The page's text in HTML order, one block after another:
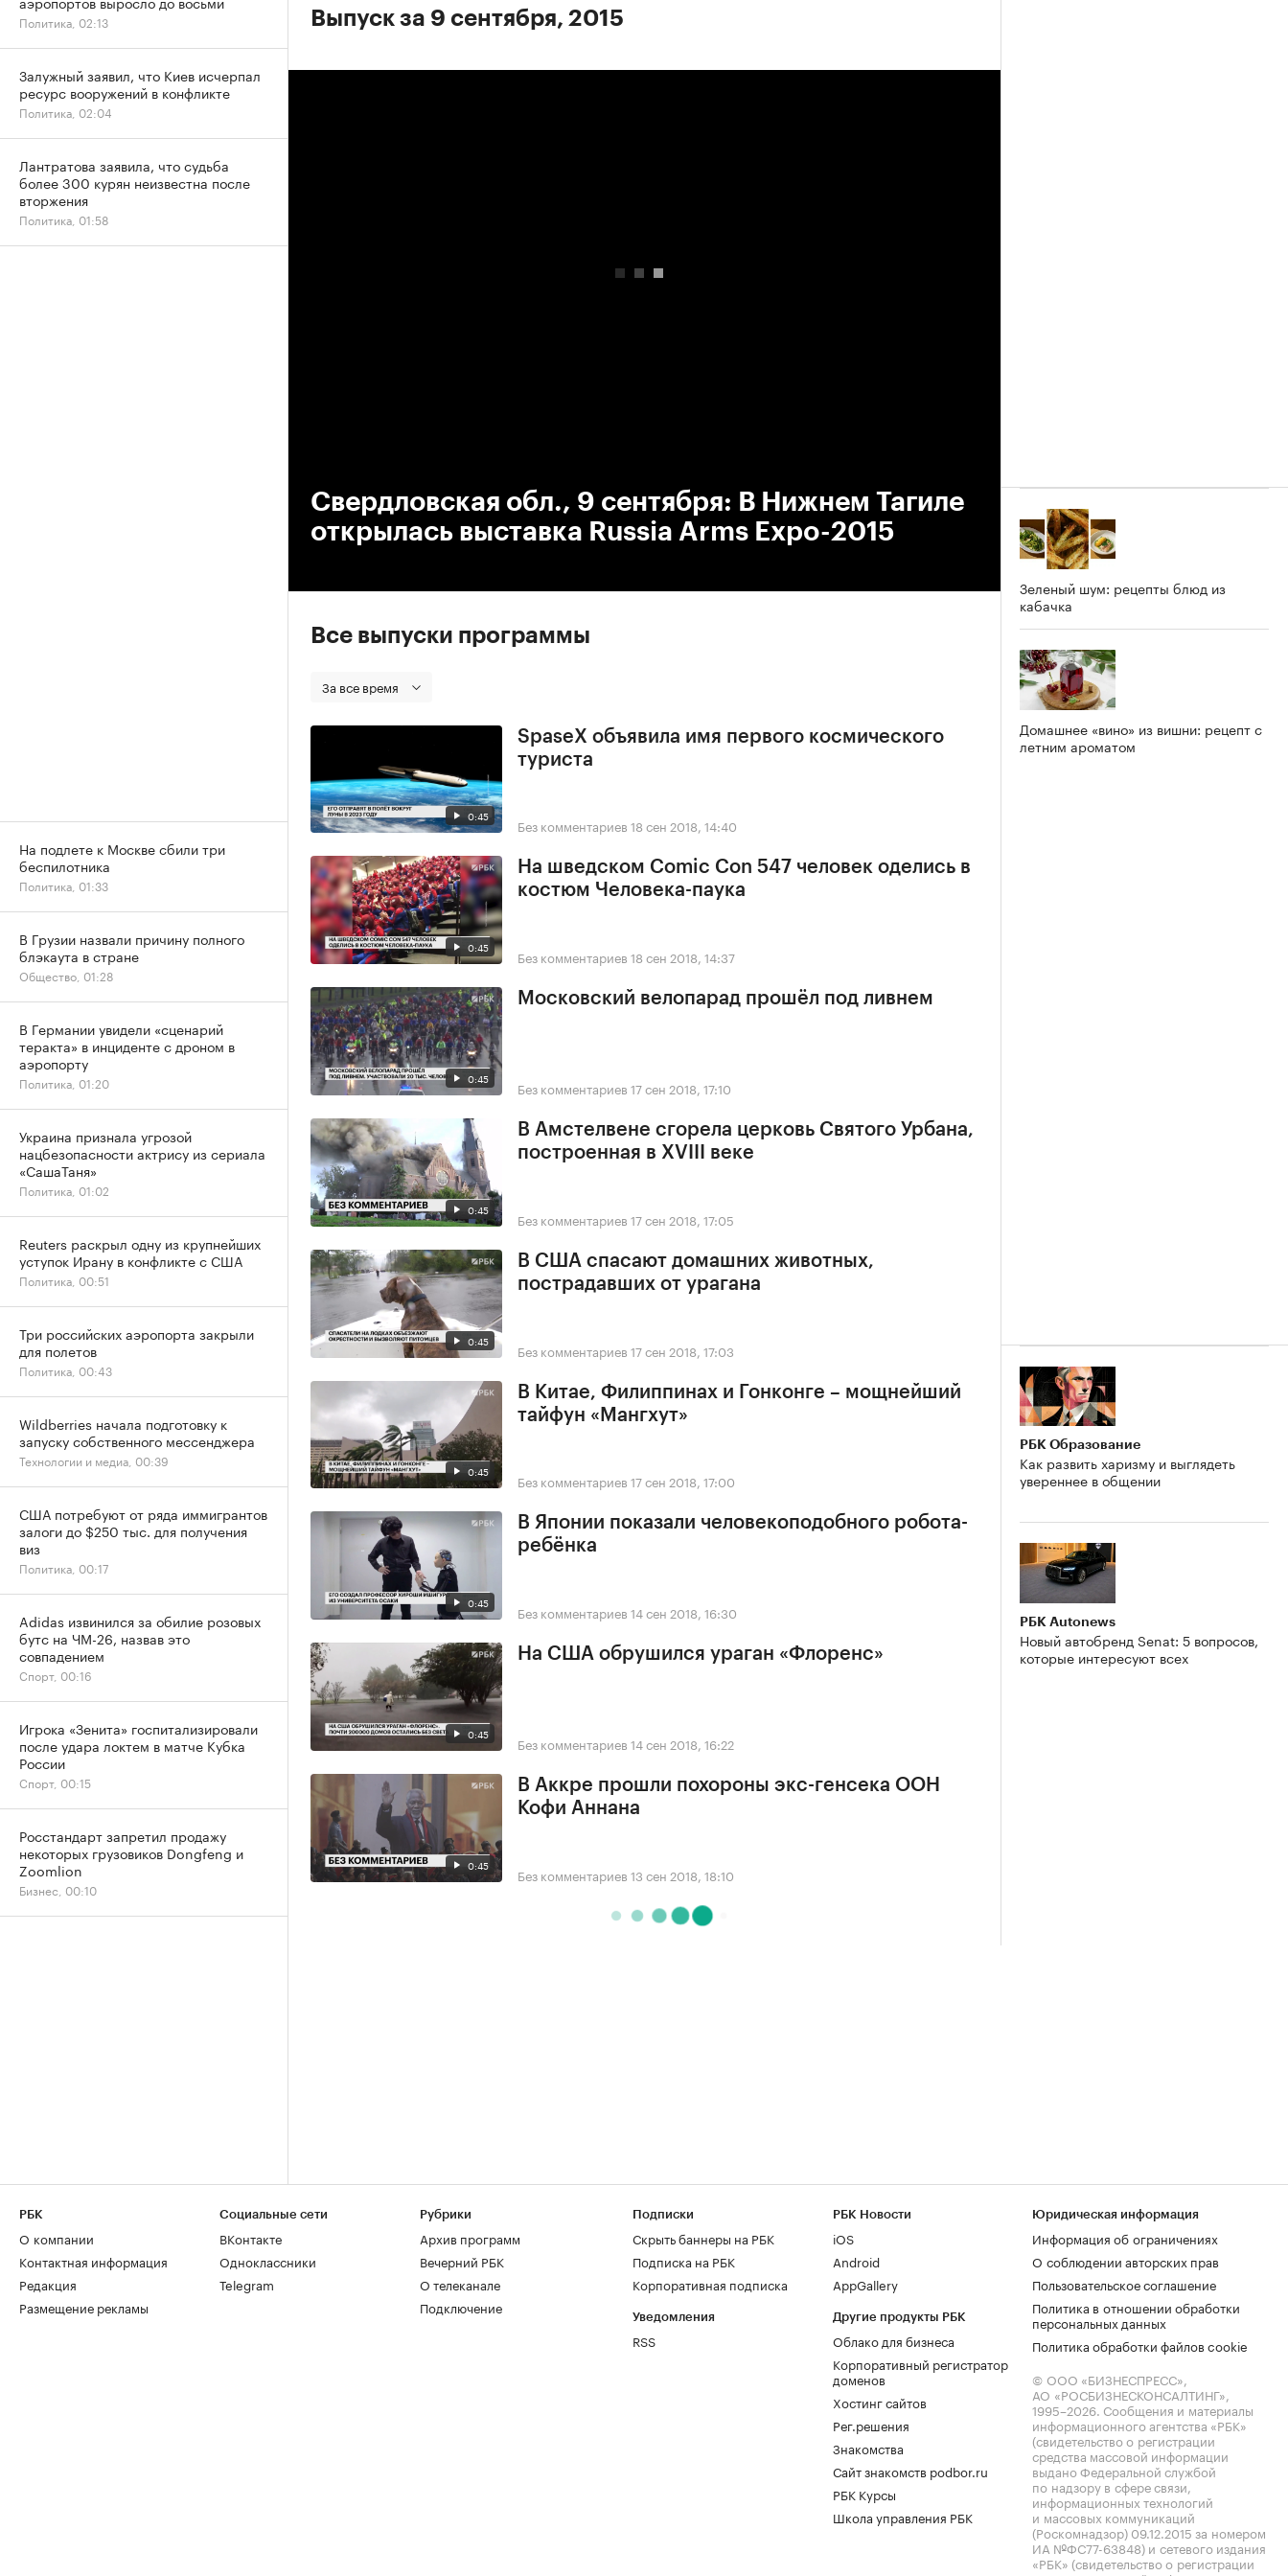
Выпуск за 9 сентября, 2015
Свердловская обл., 9 сентября: В Нижнем Тагиле
открылась выставка Russia Arms Expo-2015
Все выпуски программы
За все время
0:45
SpaseX объявила имя первого космического
туриста
Без комментариев 18 сен 2018, 14:40
0:45
На шведском Comic Con 547 человек оделись в
костюм Человека-паука
Без комментариев 18 сен 2018, 14:37
0:45
Московский велопарад прошёл под ливнем
Без комментариев 17 сен 2018, 17:10
0:45
В Амстелвене сгорела церковь Святого Урбана,
построенная в XVIII веке
Без комментариев 17 сен 2018, 17:05
0:45
В США спасают домашних животных,
пострадавших от урагана
Без комментариев 17 сен 2018, 17:03
0:45
В Китае, Филиппинах и Гонконге – мощнейший
тайфун «Мангхут»
Без комментариев 17 сен 2018, 17:00
0:45
В Японии показали человекоподобного робота-
ребёнка
Без комментариев 14 сен 2018, 16:30
0:45
На США обрушился ураган «Флоренс»
Без комментариев 14 сен 2018, 16:22
0:45
В Аккре прошли похороны экс-генсека ООН
Кофи Аннана
Без комментариев 13 сен 2018, 18:10
Зеленый шум: рецепты блюд из
кабачка
Домашнее «вино» из вишни: рецепт с
летним ароматом
РБК Образование
Как развить харизму и выглядеть
увереннее в общении
РБК Autonews
Новый автобренд Senat: 5 вопросов,
которые интересуют всех
Политика, 02:13
Залужный заявил, что Киев исчерпал
ресурс вооружений в конфликте
Политика, 02:04
Лантратова заявила, что судьба
более 300 курян неизвестна после
вторжения
Политика, 01:58
На подлете к Москве сбили три
беспилотника
Политика, 01:33
В Грузии назвали причину полного
блэкаута в стране
Общество, 01:28
В Германии увидели «сценарий
теракта» в инциденте с дроном в
аэропорту
Политика, 01:20
Украина признала угрозой
нацбезопасности актрису из сериала
«СашаТаня»
Политика, 01:02
Reuters раскрыл одну из крупнейших
уступок Ирану в конфликте с США
Политика, 00:51
Три российских аэропорта закрыли
для полетов
Политика, 00:43
Wildberries начала подготовку к
запуску собственного мессенджера
Технологии и медиа, 00:39
США потребуют от ряда иммигрантов
залоги до $250 тыс. для получения
виз
Политика, 00:17
Adidas извинился за обилие розовых
бутс на ЧМ-26, назвав это
совпадением
Спорт, 00:16
Игрока «Зенита» госпитализировали
после удара локтем в матче Кубка
России
Спорт, 00:15
Росстандарт запретил продажу
некоторых грузовиков Dongfeng и
Zoomlion
Бизнес, 00:10
РБК
О компании
Контактная информация
Редакция
Размещение рекламы
Социальные сети
ВКонтакте
Одноклассники
Telegram
Рубрики
Архив программ
Вечерний РБК
О телеканале
Подключение
Подписки
Скрыть баннеры на РБК
Подписка на РБК
Корпоративная подписка
Уведомления
RSS
РБК Новости
iOS
Android
AppGallery
Другие продукты РБК
Облако для бизнеса
Корпоративный регистратор
доменов
Хостинг сайтов
Рег.решения
Знакомства
Сайт знакомств podbor.ru
РБК Курсы
Школа управления РБК
Юридическая информация
Информация об ограничениях
О соблюдении авторских прав
Пользовательское соглашение
Политика в отношении обработки
персональных данных
Политика обработки файлов cookie
© ООО «БИЗНЕСПРЕСС»,
АО «РОСБИЗНЕСКОНСАЛТИНГ»,
1995–2026. Сообщения и материалы
информационного агентства «РБК»
(свидетельство о регистрации
средства массовой информации
выдано Федеральной службой
по надзору в сфере связи,
информационных технологий
и массовых коммуникаций
(Роскомнадзор) 09.12.2015 за номером
ИА №ФС77-63848) и сетевого издания
«РБК» (свидетельство о регистрации